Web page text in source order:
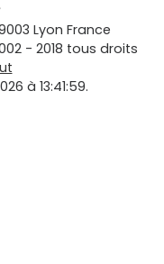
Lyon France
- 2018 tous droits
à 13:41:59.